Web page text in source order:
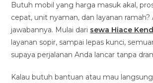
Butuh mobil yang harga masuk akal,
cepat, unit nyaman, dan layanan
jawabannya. Mulai dari sewa Hiace
layanan sopir, sampai lepas kunci,
supaya perjalanan Anda lancar tanpa
Kalau butuh bantuan atau mau